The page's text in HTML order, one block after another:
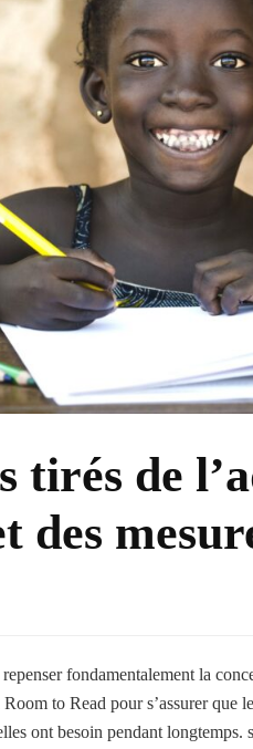
tirés de
des
fondamentalement la
to Read pour s’assurer que
ont besoin pendant